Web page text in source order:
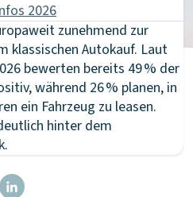
2026
zunehmend zur
klassischen Autokauf. Laut
bewerten bereits 49 % der
während 26 % planen, in
ein Fahrzeug zu leasen.
hinter dem